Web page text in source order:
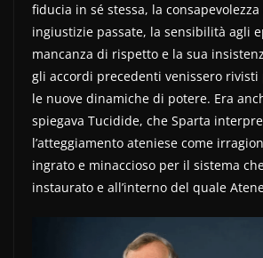
fiducia in sé stessa, la
ingiustizie passate, la sensibilità agli
mancanza di rispetto e la sua
gli accordi precedenti venissero
le nuove dinamiche di potere. Era
spiegava Tucidide, che Sparta
l’atteggiamento ateniese come
ingrato e minaccioso per il sistema
instaurato e all’interno del quale